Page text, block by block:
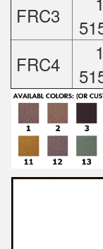
FRC3
FRC4